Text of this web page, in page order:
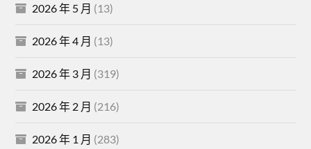
2026 年 5 月 (13)
2026 年 4 月 (13)
2026 年 3 月 (319)
2026 年 2 月 (216)
2026 年 1 月 (283)